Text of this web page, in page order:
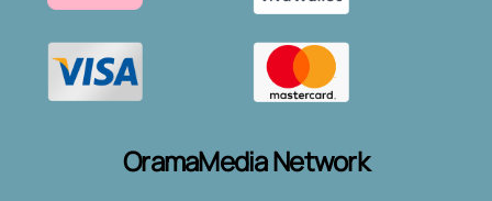
OramaMedia Network